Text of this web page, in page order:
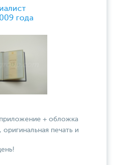
года
+ обложка
печать и